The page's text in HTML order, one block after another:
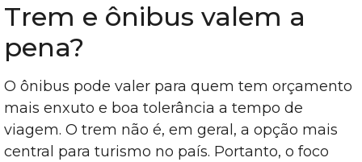
Trem e ônibus valem a
pena?
O ônibus pode valer para quem tem orçamento
mais enxuto e boa tolerância a tempo de
viagem. O trem não é, em geral, a opção mais
central para turismo no país. Portanto, o foco